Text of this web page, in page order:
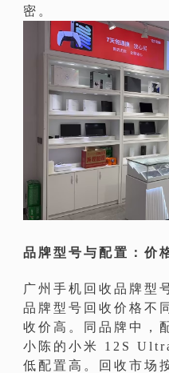
密。
品牌型号与配置：价
广州手机回收品牌型
品牌型号回收价格不
收价高。同品牌中，
小陈的小米 12S
低配置高。回收市场